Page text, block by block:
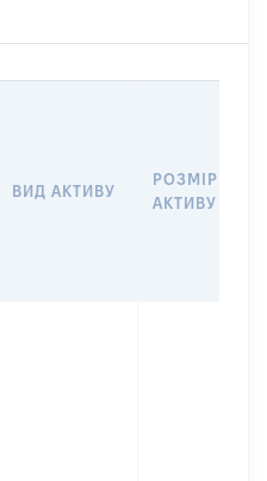
ВИД АКТИВУ
РОЗМІР
АКТИВУ